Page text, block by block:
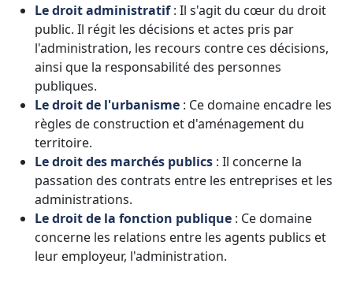
Le droit administratif: Il s'agit du cœur du droit
public. Il régit les décisions et actes pris par
l'administration, les recours contre ces décisions,
ainsi que la responsabilité des personnes
publiques.
Le droit de l'urbanisme : Ce domaine encadre les
règles de construction et d'aménagement du
territoire.
Le droit des marchés publics : Il concerne la
passation des contrats entre les entreprises et les
administrations.
Le droit de la fonction publique : Ce domaine
concerne les relations entre les agents publics et
leur employeur, l'administration.